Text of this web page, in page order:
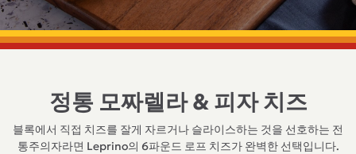
정통 모짜렐라 & 피자 치즈
블록에서 직접 치즈를 잘게 자르거나 슬라이스하는 것을 선호하는 전
통주의자라면 Leprino의 6파운드 로프 치즈가 완벽한 선택입니다.